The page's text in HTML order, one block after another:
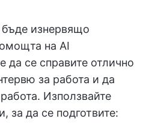
изнервящо
на AI
да се справите отлично
за работа и да
Използвайте
за да се подготвите: